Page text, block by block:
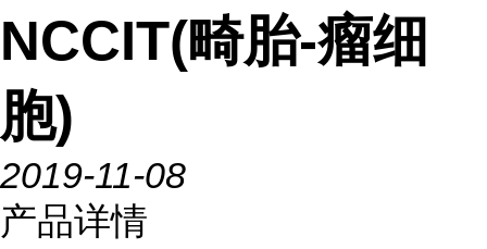
NCCIT(畸胎-瘤细
胞)
2019-11-08
产品详情